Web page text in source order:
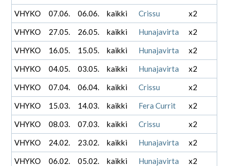
VHYKO
07.06. 06.06. kaikki Crissu
x2
VHYKO
27.05. 26.05. kaikki Hunajavirta
x2
VHYKO
16.05. 15.05. kaikki Hunajavirta
x2
VHYKO
04.05. 03.05. kaikki Hunajavirta
x2
VHYKO
07.04. 06.04. kaikki Crissu
x2
VHYKO
15.03. 14.03. kaikki Fera Currit
x2
VHYKO
08.03. 07.03. kaikki Crissu
x2
VHYKO
24.02. 23.02. kaikki Hunajavirta
x2
VHYKO
06.02. 05.02. kaikki Hunajavirta x2